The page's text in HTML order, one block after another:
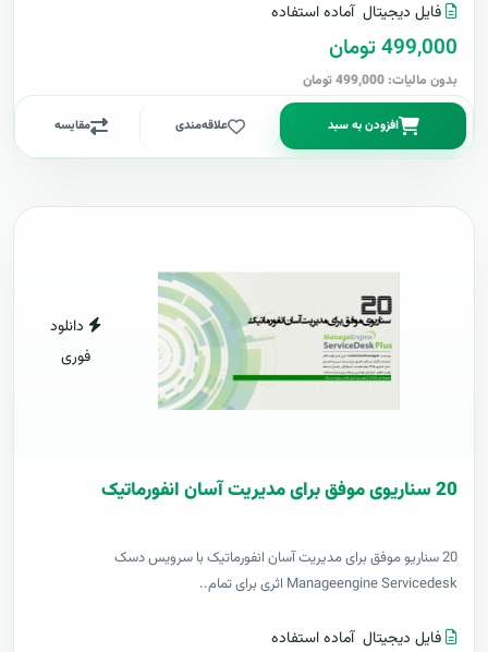
فایل دیجیتال آماده استفاده
499,000 تومان
بدون مالیات: 499,000 تومان
افزودن به سبد علاقه‌مندی مقایسه
دانلود
فوری
20 سناریوی موفق برای مدیریت آسان انفورماتیک
20 سناریو موفق برای مدیریت آسان انفورماتیک با سرویس دسک
Manageengine Servicedesk اثری برای تمام..
فایل دیجیتال آماده استفاده